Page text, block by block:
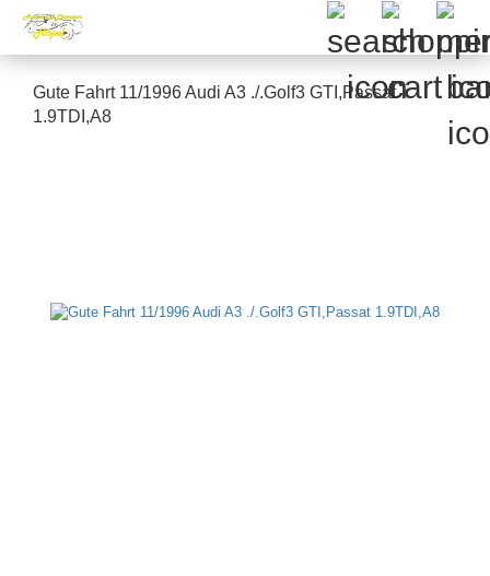
Gute Fahrt 11/1996 Audi A3 ./.Golf3 GTI,Passat
1.9TDI,A8